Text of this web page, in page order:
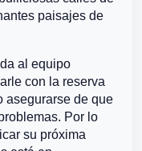
paisajes de
al equipo
con la reserva
asegurarse de que
Por lo
su próxima